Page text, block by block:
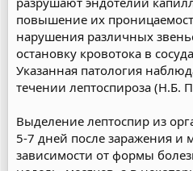
повышение их
нарушения различных
остановку кровотока в
Указанная патология
течении лептоспироза (Н.Б.
Выделение лептоспир из
5-7 дней после заражения и
зависимости от формы